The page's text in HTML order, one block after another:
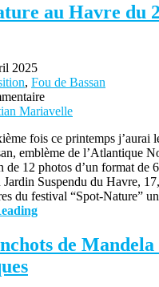
au Havre du
2025
, Fou de Bassan
Mariavelle
fois ce printemps j’aurai
emblème de l’Atlantique
de 12 photos d’un format de
Jardin Suspendu du Havre,
du festival “Spot-Nature”
de